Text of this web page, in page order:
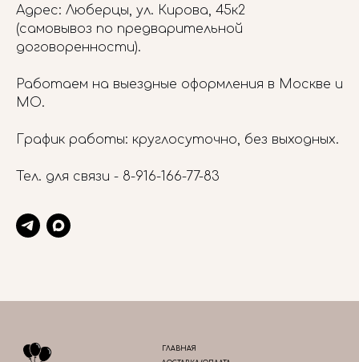
Адрес: Люберцы, ул. Кирова, 45к2
(самовывоз по предварительной
договоренности).
Работаем на выездные оформления в Москве и
МО.
График работы: круглосуточно, без выходных.
Тел. для связи - 8-916-166-77-83
ГЛАВНАЯ